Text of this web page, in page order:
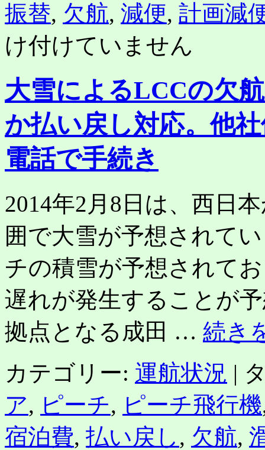
振替, 欠航, 減便, 計画減
け付けていません
大雪によるLCCの欠
か払い戻し対応。他
電話で手続き
2014年2月8日は、西日
囲で大雪が予想されて
チの積雪が予想されて
遅れが発生することが
拠点となる成田 … 続き
カテゴリー: 運航状況 |
ア, ピーチ, ピーチ飛行機
宿泊費, 払い戻し , 欠航,